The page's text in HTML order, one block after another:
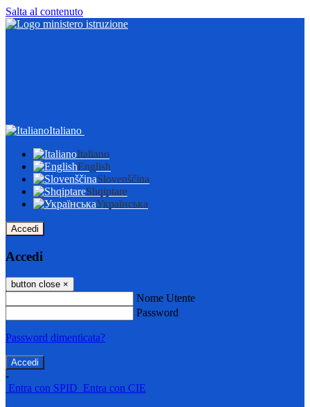
Salta al contenuto
Italiano
Italiano
English
Slovenščina
Shqiptare
Українська
Accedi
Accedi
button close ×
Nome Utente
Password
Password dimenticata?
-
Entra con SPID Entra con CIE